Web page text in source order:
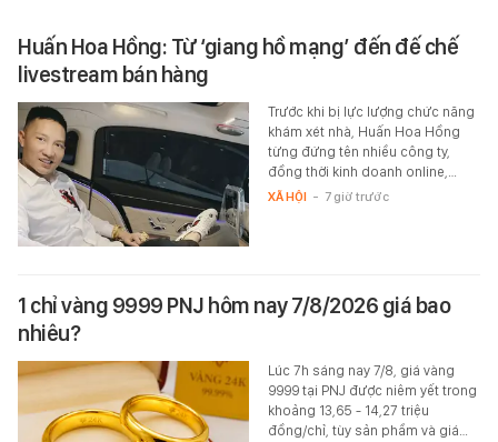
Huấn Hoa Hồng: Từ ‘giang hồ mạng’ đến đế chế
livestream bán hàng
Trước khi bị lực lượng chức năng
khám xét nhà, Huấn Hoa Hồng
từng đứng tên nhiều công ty,
đồng thời kinh doanh online,…
XÃ HỘI - 7 giờ trước
1 chỉ vàng 9999 PNJ hôm nay 7/8/2026 giá bao
nhiêu?
Lúc 7h sáng nay 7/8, giá vàng
9999 tại PNJ được niêm yết trong
khoảng 13,65 - 14,27 triệu
đồng/chỉ, tùy sản phầm và giá…